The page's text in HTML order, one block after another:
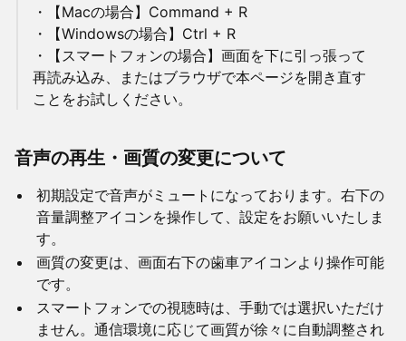
・【Macの場合】Command + R
・【Windowsの場合】Ctrl + R
・【スマートフォンの場合】画面を下に引っ張って
再読み込み、またはブラウザで本ページを開き直す
ことをお試しください。
音声の再生・画質の変更について
初期設定で音声がミュートになっております。右下の
音量調整アイコンを操作して、設定をお願いいたしま
す。
画質の変更は、画面右下の歯車アイコンより操作可能
です。
スマートフォンでの視聴時は、手動では選択いただけ
ません。通信環境に応じて画質が徐々に自動調整され